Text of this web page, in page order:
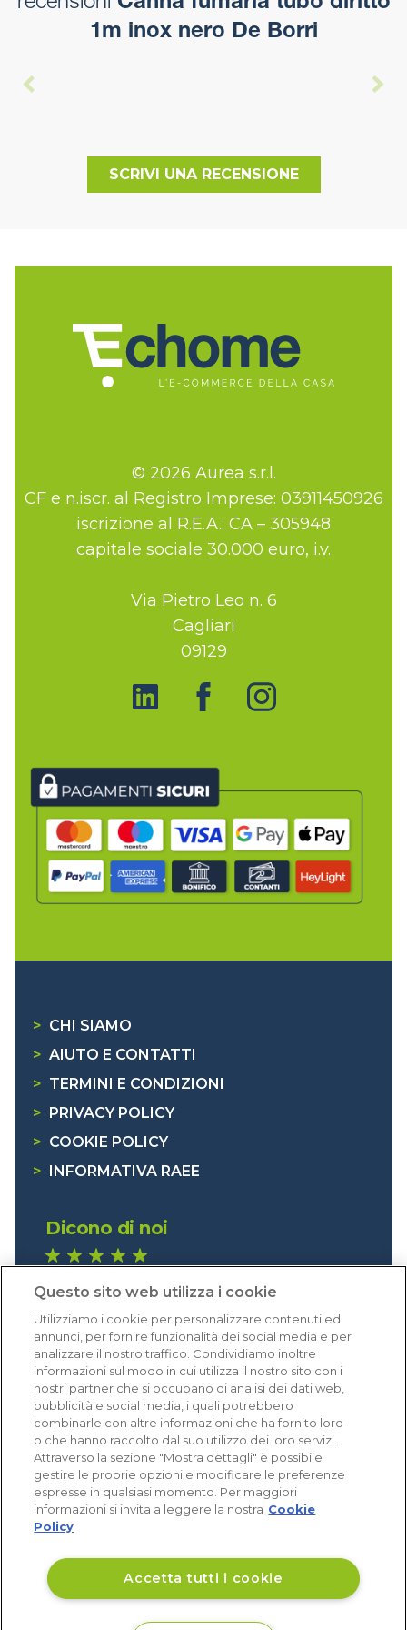
1m inox nero De Borri
SCRIVI UNA RECENSIONE
© 2026 Aurea s.r.l.
CF e n.iscr. al Registro Imprese: 03911450926
iscrizione al R.E.A.: CA – 305948
capitale sociale 30.000 euro, i.v.
Via Pietro Leo n. 6
Cagliari
09129
> CHI SIAMO
> AIUTO E CONTATTI
> TERMINI E CONDIZIONI
>
PRIVACY POLICY
> COOKIE POLICY
>
INFORMATIVA RAEE
Dicono di noi
Eccellente (4,8)
Acquisti verificati
Questo sito web utilizza i cookie
Utilizziamo i cookie per personalizzare contenuti ed
annunci, per fornire funzionalità dei social media e per
analizzare il nostro traffico. Condividiamo inoltre
informazioni sul modo in cui utilizza il nostro sito con i
nostri partner che si occupano di analisi dei dati web,
pubblicità e social media, i quali potrebbero
combinarle con altre informazioni che ha fornito loro
o che hanno raccolto dal suo utilizzo dei loro servizi.
Attraverso la sezione "Mostra dettagli" è possibile
gestire le proprie opzioni e modificare le preferenze
espresse in qualsiasi momento. Per maggiori
informazioni si invita a leggere la nostra Cookie
Policy
Accetta tutti i cookie